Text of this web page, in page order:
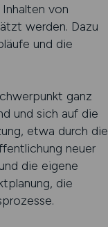
von
werden. Dazu
und die
ganz
und sich auf die
etwa durch die
neuer
die eigene
die